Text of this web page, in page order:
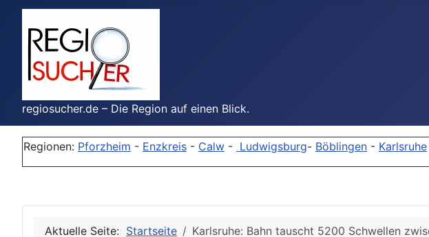
regiosucher.de – Die Region auf einen Blick.
Regionen: Pforzheim - Enzkreis - Calw - Ludwigsburg- Böblingen - Karlsruhe
Aktuelle Seite: Startseite Karlsruhe: Bahn tauscht 5200 Schwellen